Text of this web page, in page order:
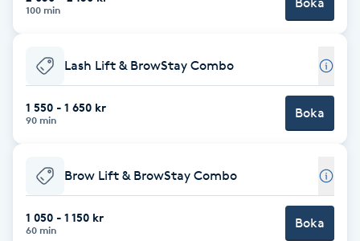
Brynplockning
Bröllopsuppsättning
Celluliter
Coachning
Color correction
100 min
Lash Lift & BrowStay Combo
1 550 - 1 650 kr
90 min Boka
Brow Lift & BrowStay Combo
1 050 - 1 150 kr
60 min Boka